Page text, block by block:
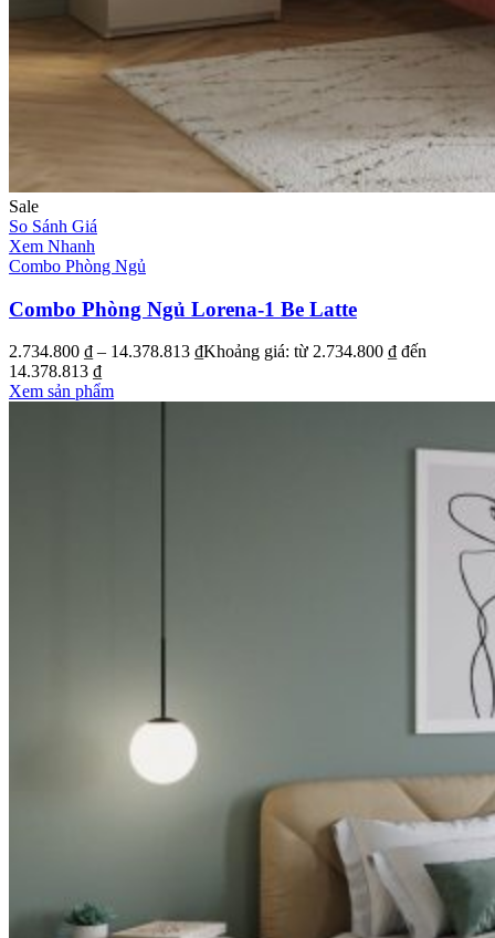
Sale
So Sánh Giá
Xem Nhanh
Combo Phòng Ngủ
Combo Phòng Ngủ Lorena-1 Be Latte
2.734.800 ₫ – 14.378.813 ₫Khoảng giá: từ 2.734.800 ₫ đến
14.378.813 ₫
Xem sản phẩm